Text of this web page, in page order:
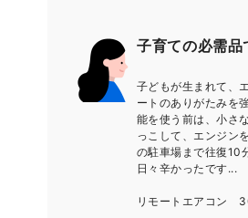
子育ての必需品
子どもが生まれて、
ートのありがたみを
能を使う前は、小さ
っこして、エンジン
の駐車場まで往復10
日々辛かったです...
リモートエアコン